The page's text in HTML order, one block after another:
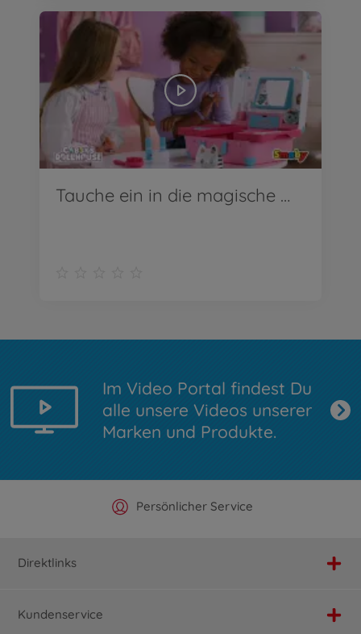
Tauche ein in die magische Welt von Gabby's Dollhouse!
Im Video Portal findest Du
alle unsere Videos unserer
Marken und Produkte.
Offizieller Hersteller Shop
Persönlicher Service
Versandkostenfrei ab 25€
Schnelle Lieferung
Direktlinks
Kundenservice